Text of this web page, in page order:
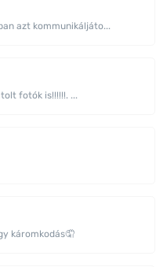
azt kommunikáljáto...
fotók is!!!!!!. ...
káromkodás🤦